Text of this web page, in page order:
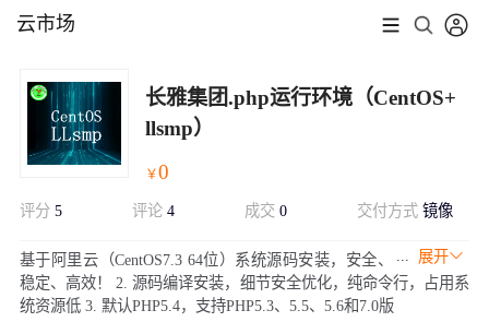
云市场
长雅集团.php运行环境（CentOS+
llsmp）
￥0
评分 5 评论 4 成交 0 交付方式镜像
展开
基于阿里云（CentOS7.3 64位）系统源码安装，安全、
稳定、高效！ 2. 源码编译安装，细节安全优化，纯命令行，占用系
统资源低 3. 默认PHP5.4，支持PHP5.3、5.5、5.6和7.0版